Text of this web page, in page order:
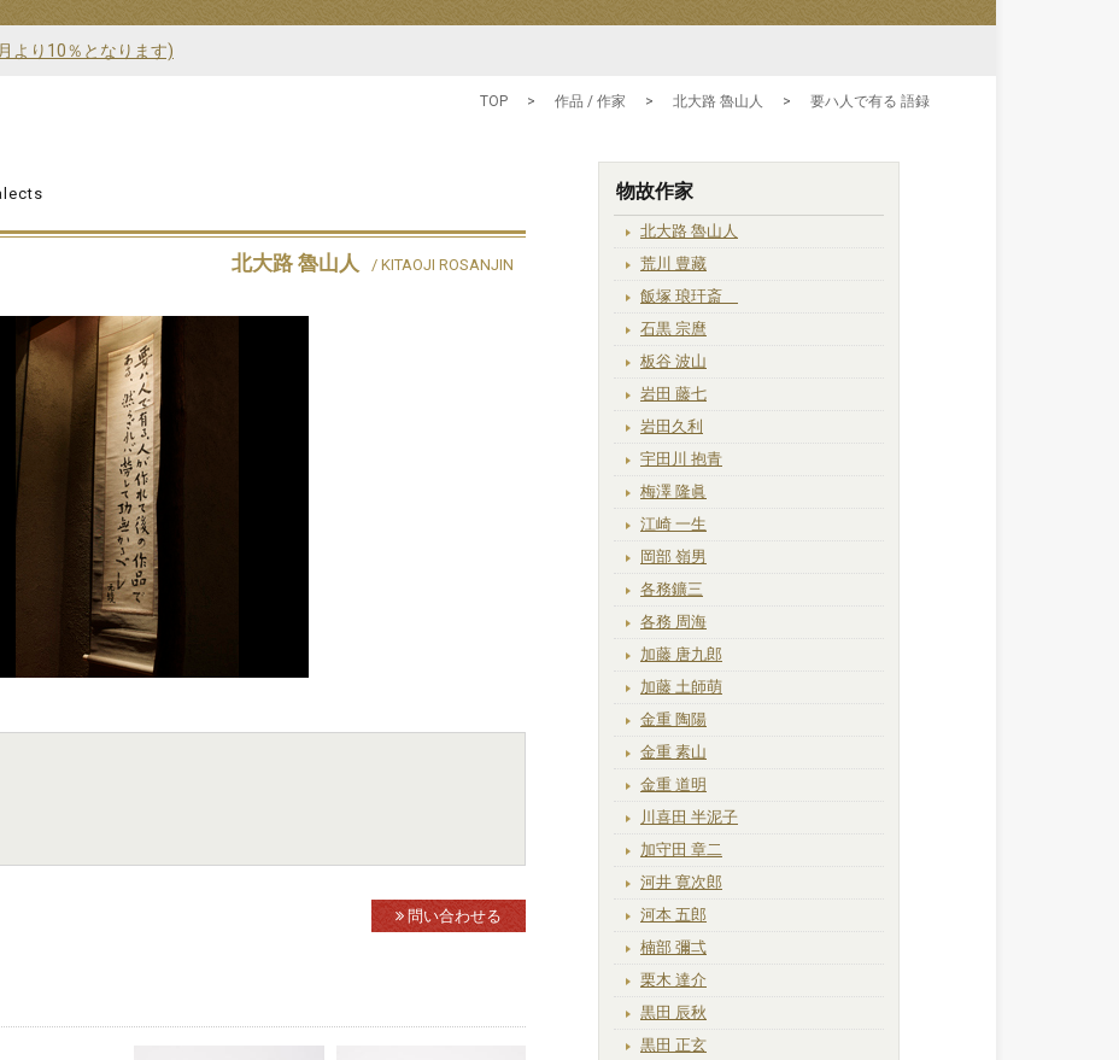
より10％となります)
TOP > 作品 / 作家 > 北大路 魯山人 > 要ハ人で有る 語録
北大路 魯山人 / KITAOJI ROSANJIN
問い合わせる
物故作家
北大路 魯山人
荒川 豊藏
飯塚 琅玕斎
石黒 宗麿
板谷 波山
岩田 藤七
岩田久利
宇田川 抱青
梅澤 隆眞
江崎 一生
岡部 嶺男
各務鑛三
各務 周海
加藤 唐九郎
加藤 土師萌
金重 陶陽
金重 素山
金重 道明
川喜田 半泥子
加守田 章二
河井 寛次郎
河本 五郎
楠部 彌弌
栗木 達介
黒田 辰秋
黒田 正玄